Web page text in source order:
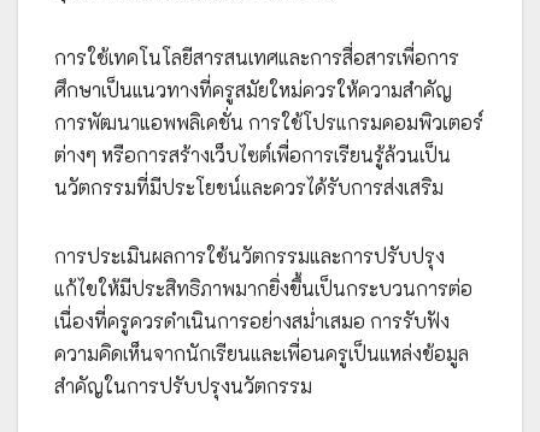
การใช้เทคโนโลยีสารสนเทศและการสื่อสารเพื่อการ
ศึกษาเป็นแนวทางที่ครูสมัยใหม่ควรให้ความสำคัญ
การพัฒนาแอพพลิเคชั่น การใช้โปรแกรมคอมพิวเตอร์
ต่างๆ หรือการสร้างเว็บไซต์เพื่อการเรียนรู้ล้วนเป็น
นวัตกรรมที่มีประโยชน์และควรได้รับการส่งเสริม
การประเมินผลการใช้นวัตกรรมและการปรับปรุง
แก้ไขให้มีประสิทธิภาพมากยิ่งขึ้นเป็นกระบวนการต่อ
เนื่องที่ครูควรดำเนินการอย่างสม่ำเสมอ การรับฟัง
ความคิดเห็นจากนักเรียนและเพื่อนครูเป็นแหล่งข้อมูล
สำคัญในการปรับปรุงนวัตกรรม